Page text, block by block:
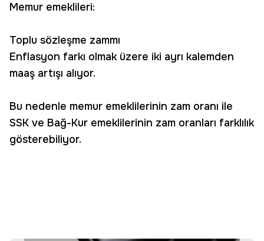
Memur emeklileri:
Toplu sözleşme zammı
Enflasyon farkı olmak üzere iki ayrı kalemden
maaş artışı alıyor.
Bu nedenle memur emeklilerinin zam oranı ile
SSK ve Bağ-Kur emeklilerinin zam oranları farklılık
gösterebiliyor.